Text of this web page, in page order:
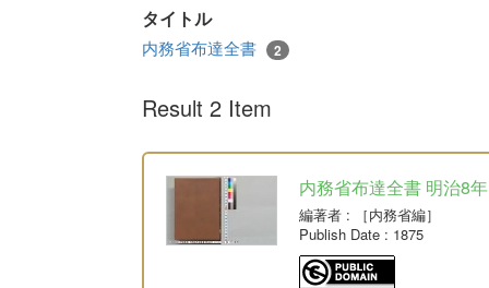
タイトル
内務省布達全書 2
Result 2 Item
内務省布達全書 明治8年
編著者 : ［内務省編］
Publish Date : 1875